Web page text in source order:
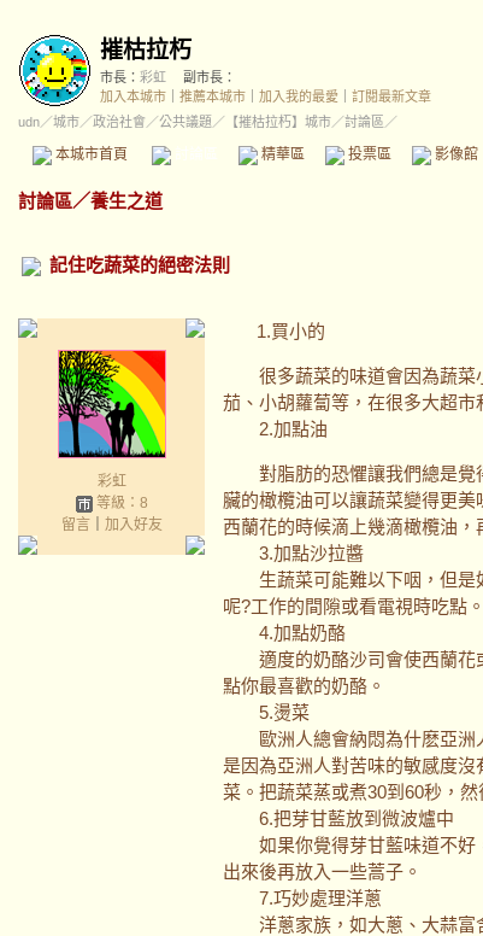
摧枯拉朽
市長： 彩虹
副市長：
加入本城市
推薦本城市 加入我的最愛
訂閱最新文章
udn／城市／政治社會 ／公共議題 ／ 【摧枯拉朽】城市／討論區／
本城市首頁 精華區 投票區 影像館
討論區／養生之道
記住吃蔬菜的絕密法則
彩虹
等級：8
留言｜ 加入好友
1.買小的
很多蔬菜的味道會因為蔬菜
茄、小胡蘿蔔等，在很多大超市
2.加點油
對脂肪的恐懼讓我們總是覺
臟的橄欖油可以讓蔬菜變得更
西蘭花的時候滴上幾滴橄欖油，
3.加點沙拉醬
生蔬菜可能難以下咽，但是
呢?工作的間隙或看電視時吃點。
4.加點奶酪
適度的奶酪沙司會使西蘭花
點你最喜歡的奶酪。
5.燙菜
歐洲人總會納悶為什麽亞洲
是因為亞洲人對苦味的敏感度
菜。把蔬菜蒸或煮30到60秒，
6.把芽甘藍放到微波爐中
如果你覺得芽甘藍味道不好
出來後再放入一些蒿子。
7.巧妙處理洋蔥
洋蔥家族，如大蔥、大蒜富